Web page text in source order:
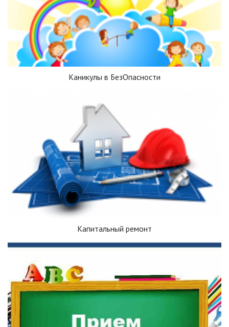
Каникулы в БезОпасности
Капитальный ремонт